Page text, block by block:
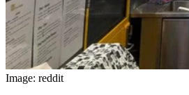
Image: reddit